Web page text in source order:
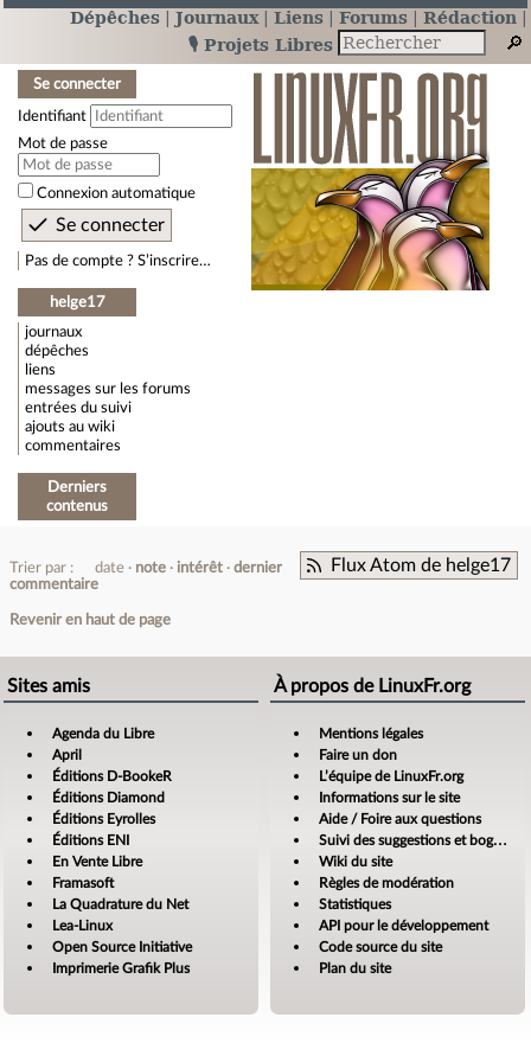
Dépêches Journaux Liens Forums
Rédaction
🎙️ Projets Libres
Se connecter
Identifiant
Mot de passe
Connexion automatique
Pas de compte ? S’inscrire…
helge17
journaux
dépêches
liens
messages sur les forums
entrées du suivi
ajouts au wiki
commentaires
Derniers
contenus
Flux Atom de helge17
Trier par : date note intérêt
dernier
commentaire
Revenir en haut de page
Sites amis
Agenda du Libre
April
Éditions D-BookeR
Éditions Diamond
Éditions Eyrolles
Éditions ENI
En Vente Libre
Framasoft
La Quadrature du Net
Lea-Linux
Open Source Initiative
Imprimerie Grafik Plus
À propos de LinuxFr.org
Mentions légales
Faire un don
L’équipe de LinuxFr.org
Informations sur le site
Aide / Foire aux questions
Suivi des suggestions et bogues
Wiki du site
Règles de modération
Statistiques
API pour le développement
Code source du site
Plan du site